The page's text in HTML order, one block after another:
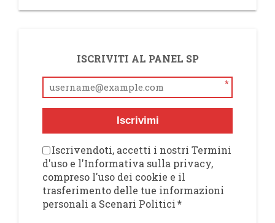
ISCRIVITI AL PANEL SP
*
Iscrivimi
Iscrivendoti, accetti i nostri Termini
d'uso e l'Informativa sulla privacy,
compreso l'uso dei cookie e il
trasferimento delle tue informazioni
personali a Scenari Politici*